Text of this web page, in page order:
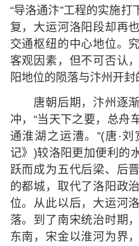
“导洛通汴”工程的实施
复，大运河洛阳段却再
交通枢纽的中心地位。
客观因素，但不可否认
阳地位的陨落与汴州开封
唐朝后期，汴州逐渐
冲，“当天下之要，总舟
通淮湖之运漕。”(唐·
记》)较洛阳更加便利的
跃而成为五代后梁、后
的都城，取代了洛阳政
位。从此以后，大运河
落。到了南宋统治时期
东南，宋金以淮河为界